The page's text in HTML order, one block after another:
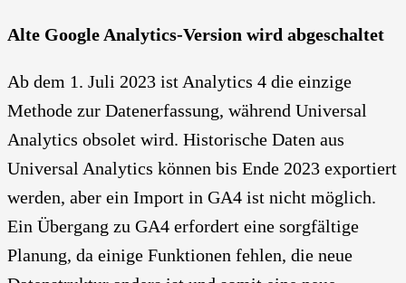
Alte Google Analytics-Version wird abgeschaltet
Ab dem 1. Juli 2023 ist Analytics 4 die einzige
Methode zur Datenerfassung, während Universal
Analytics obsolet wird. Historische Daten aus
Universal Analytics können bis Ende 2023 exportiert
werden, aber ein Import in GA4 ist nicht möglich.
Ein Übergang zu GA4 erfordert eine sorgfältige
Planung, da einige Funktionen fehlen, die neue